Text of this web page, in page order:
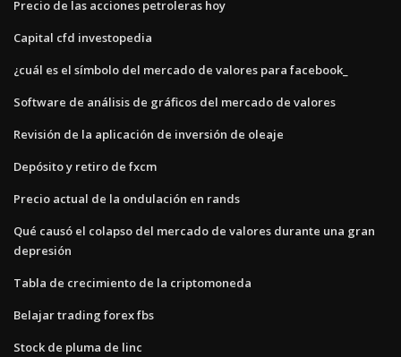
Precio de las acciones petroleras hoy
Capital cfd investopedia
¿cuál es el símbolo del mercado de valores para facebook_
Software de análisis de gráficos del mercado de valores
Revisión de la aplicación de inversión de oleaje
Depósito y retiro de fxcm
Precio actual de la ondulación en rands
Qué causó el colapso del mercado de valores durante una gran
depresión
Tabla de crecimiento de la criptomoneda
Belajar trading forex fbs
Stock de pluma de linc